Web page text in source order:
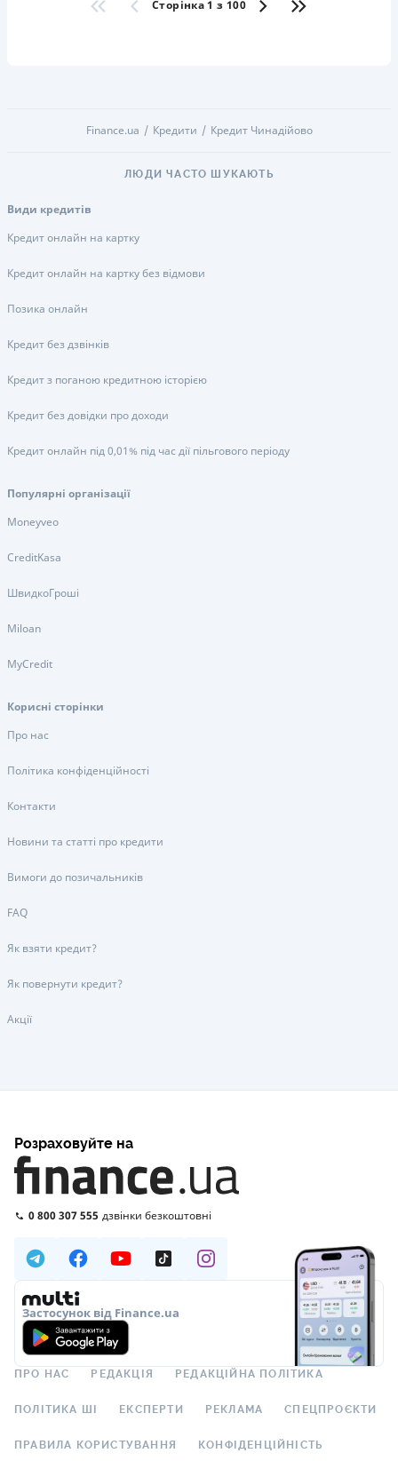
Сторінка 1 з 100
Finance.ua Кредити Кредит Чинадійово
ЛЮДИ ЧАСТО ШУКАЮТЬ
Види кредитів
Кредит онлайн на картку
Кредит онлайн на картку без відмови
Позика онлайн
Кредит без дзвінків
Кредит з поганою кредитною історією
Кредит без довідки про доходи
Кредит онлайн під 0,01% під час дії пільгового періоду
Популярні організації
Moneyveo
CreditKasa
ШвидкоГроші
Miloan
MyCredit
Корисні сторінки
Про нас
Політика конфіденційності
Контакти
Новини та статті про кредити
Вимоги до позичальників
FAQ
Як взяти кредит?
Як повернути кредит?
Акції
Розраховуйте на
0 800 307 555 дзвінки безкоштовні
Застосунок від Finance.ua
ПРО НАС РЕДАКЦІЯ РЕДАКЦІЙНА ПОЛІТИКА
ПОЛІТИКА ШІ ЕКСПЕРТИ РЕКЛАМА СПЕЦПРОЄКТИ
ПРАВИЛА КОРИСТУВАННЯ КОНФІДЕНЦІЙНІСТЬ